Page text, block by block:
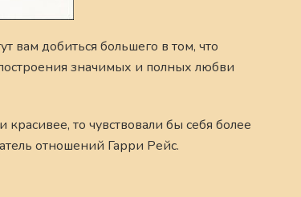
вам добиться большего в том, что
значимых и полных любви
то чувствовали бы себя более
отношений Гарри Рейс.